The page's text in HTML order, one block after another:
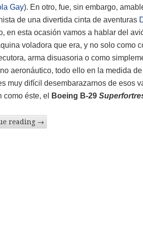
Gay). En otro, fue, sin embargo,
de una divertida cinta de aventuras
en esta ocasión vamos a hablar del
voladora que era, y no solo como
arma disuasoria o como
aeronáutico, todo ello en la medida
muy difícil desembarazarnos de esos
como éste, el
Boeing B-29
reading →